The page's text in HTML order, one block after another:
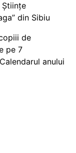
Științe
din Sibiu
de
pe 7
anului